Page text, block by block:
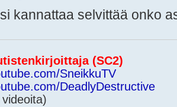
kannattaa selvittää onko
(SC2)
SneikkuTV
DeadlyDestructive